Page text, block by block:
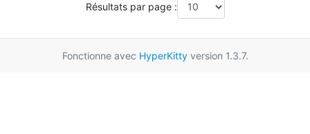
Résultats par page :
Fonctionne avec HyperKittyversion 1.3.7.